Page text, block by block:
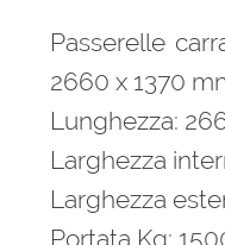
Passerelle
2660 x 1370
Lunghezza:
Larghezza
Larghezza
Portata Kg: